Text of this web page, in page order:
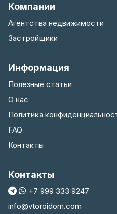
Компании
Агентства недвижимости
Застройщики
Информация
Полезные статьи
О нас
Политика
FAQ
Контакты
Контакты
+7 999 333 9247
info@vtoroidom.com